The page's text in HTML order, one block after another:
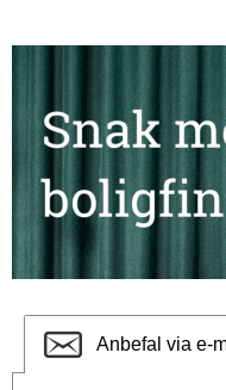
Anbefal via e-